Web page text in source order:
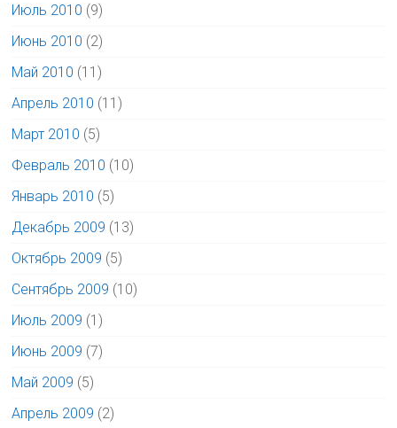
Июль 2010 (9)
Июнь 2010 (2)
Май 2010 (11)
Апрель 2010 (11)
Март 2010 (5)
Февраль 2010 (10)
Январь 2010 (5)
Декабрь 2009 (13)
Октябрь 2009 (5)
Сентябрь 2009 (10)
Июль 2009 (1)
Июнь 2009 (7)
Май 2009 (5)
Апрель 2009 (2)